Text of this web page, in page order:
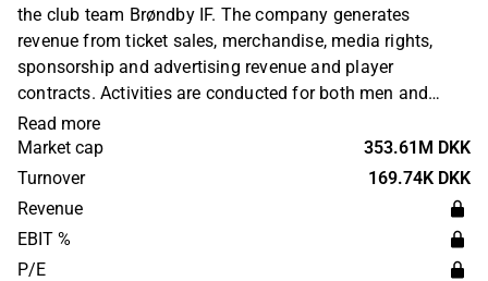
the club team Brøndby IF. The company generates
revenue from ticket sales, merchandise, media rights,
sponsorship and advertising revenue and player
contracts. Activities are conducted for both men and
women of different ages. In addition, junior teams are
administered. The club was formed in 1978 and plays at
Brøndby arena.
Read more
Market cap
353.61M DKK
Turnover
169.74K DKK
Revenue
EBIT %
P/E